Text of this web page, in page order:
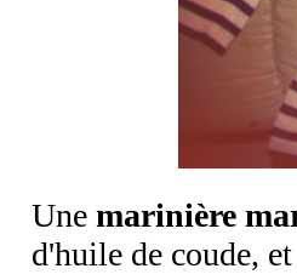
Une marinière
d'huile de coude,